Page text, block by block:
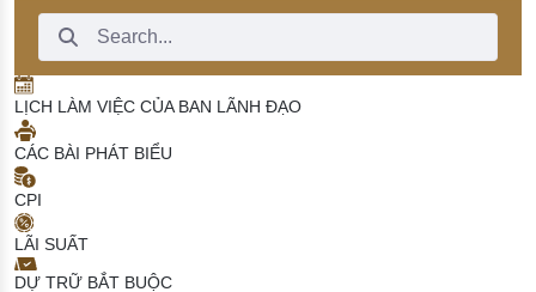
Search Bar
LỊCH LÀM VIỆC CỦA BAN LÃNH ĐẠO
CÁC BÀI PHÁT BIỂU
CPI
LÃI SUẤT
DỰ TRỮ BẮT BUỘC